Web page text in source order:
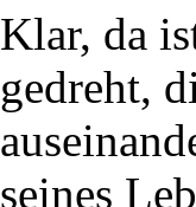
Klar, da
gedreht,
seines